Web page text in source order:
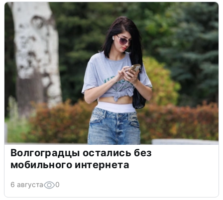
Волгоградцы остались без
мобильного интернета
6 августа 0